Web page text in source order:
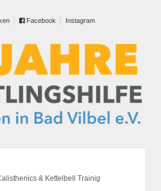
Facebook Instagram
& Kettelbell Trainig